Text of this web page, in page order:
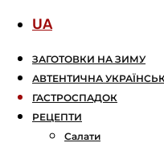
UA
ЗАГОТОВКИ НА ЗИМУ
АВТЕНТИЧНА
ГАСТРОСПАДОК
РЕЦЕПТИ
Салати